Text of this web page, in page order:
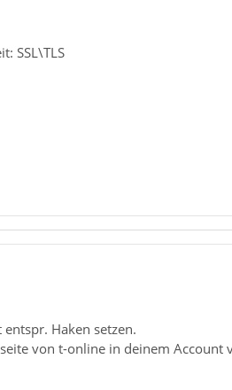
SSL\TLS
Haken setzen.
von t-online in deinem Account